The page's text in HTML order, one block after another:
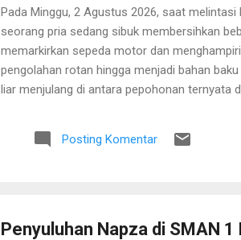
Pada Minggu, 2 Agustus 2026, saat
seorang pria sedang sibuk membersihkan
memarkirkan sepeda motor dan
pengolahan rotan hingga menjadi bahan
liar menjulang di antara pepohonan ternyata
Tanaman itu diperkirakan telah berusia
untuk ditarik dan dipanen. Menurutnya,
Posting Komentar
Penyuluhan Napza di SMAN 1